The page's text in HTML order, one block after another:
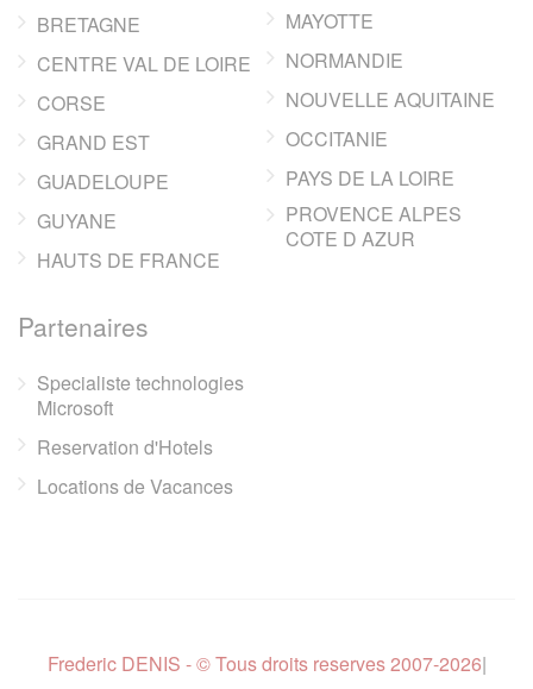
BRETAGNE
CENTRE VAL DE LOIRE
CORSE
GRAND EST
GUADELOUPE
GUYANE
HAUTS DE FRANCE
MAYOTTE
NORMANDIE
NOUVELLE AQUITAINE
OCCITANIE
PAYS DE LA LOIRE
PROVENCE ALPES
COTE D AZUR
Partenaires
Specialiste technologies
Microsoft
Reservation d'Hotels
Locations de Vacances
Frederic DENIS - © Tous droits reserves 2007-2026|